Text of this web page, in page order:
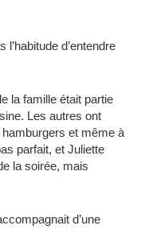
l’habitude d’entendre
la famille était partie
Les autres ont
et même à
parfait, et Juliette
la soirée, mais
d’une